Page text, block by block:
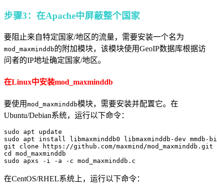
步骤3：在Apache中屏蔽整个国家
要阻止来自特定国家/地区的流量，需要安装一个名为
mod_maxminddb的附加模块，该模块使用GeoIP数据库根据访
问者的IP地址确定国家/地区。
在Linux中安装mod_maxminddb
要使用 mod_maxminddb模块，需要安装并配置它。在
Ubuntu/Debian系统，运行以下命令：
sudo apt update
sudo apt install libmaxminddb0 libmaxminddb-dev mmdb-
git clone https://github.com/maxmind/mod_maxminddb.git
cd mod_maxminddb
sudo apxs -i -a -c mod_maxminddb.c
在CentOS/RHEL系统上，运行以下命令：